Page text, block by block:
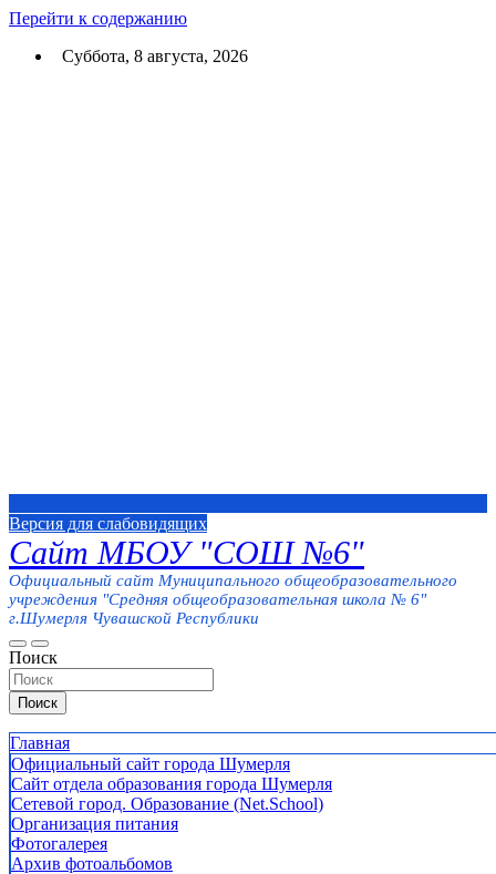
Перейти к содержанию
Суббота, 8 августа, 2026
Версия для слабовидящих
Сайт МБОУ "СОШ №6"
Официальный сайт Муниципального общеобразовательного
учреждения "Средняя общеобразовательная школа № 6"
г.Шумерля Чувашской Республики
Поиск
Поиск
Главная
Официальный сайт города Шумерля
Сайт отдела образования города Шумерля
Сетевой город. Образование (Net.School)
Организация питания
Фотогалерея
Архив фотоальбомов